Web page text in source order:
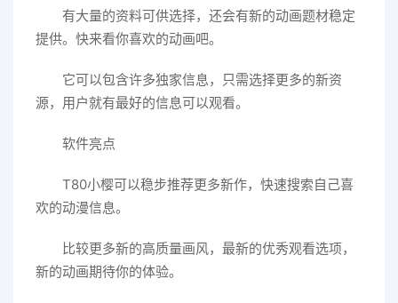
有大量的资料可供选择，还会有新的动画题材稳定
提供。快来看你喜欢的动画吧。
它可以包含许多独家信息，只需选择更多的新资
源，用户就有最好的信息可以观看。
软件亮点
T80小樱可以稳步推荐更多新作，快速搜索自己喜
欢的动漫信息。
比较更多新的高质量画风，最新的优秀观看选项，
新的动画期待你的体验。